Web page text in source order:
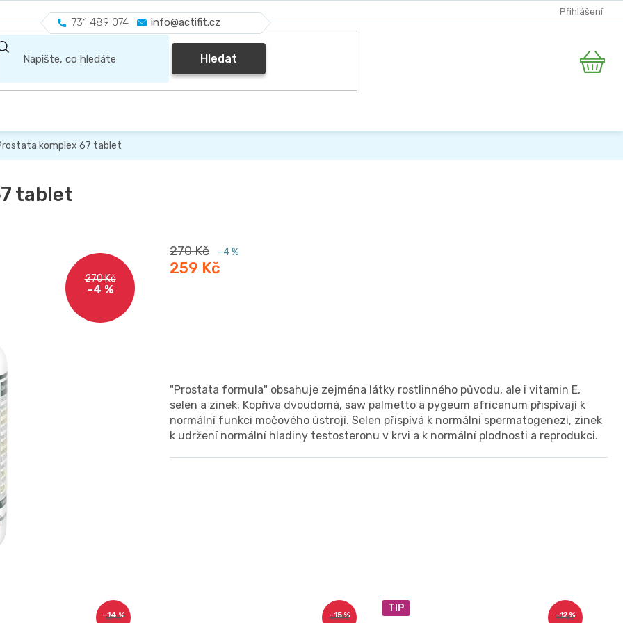
731 489 074 info@actifit.cz
Přihlášení
Hledat Nákupní
komplex 67 tablet
tablet
270 Kč
–4 %
270 Kč –4 %
259 Kč
"Prostata formula" obsahuje zejména látky rostlinného původu, ale i vitamin E,
selen a zinek. Kopřiva dvoudomá, saw palmetto a pygeum africanum přispívají k
normální funkci močového ústrojí. Selen přispívá k normální spermatogenezi, zinek
k udržení normální hladiny testosteronu v krvi a k normální plodnosti a reprodukci.
35 Kč
–14 % 330 Kč
–15 %
TIP
170 Kč
–12 %